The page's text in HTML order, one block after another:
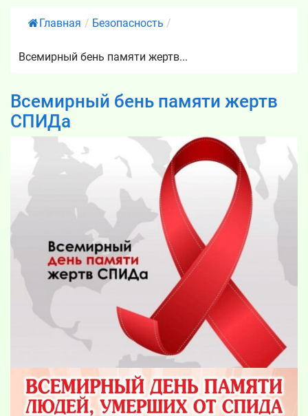
Главная / Безопасность /
Всемирный бень памяти жертв...
Всемирный бень памяти жертв
СПИДа